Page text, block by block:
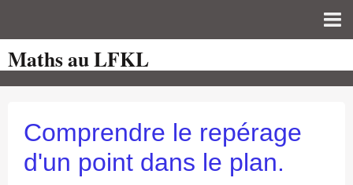
Page d'accueil
Pour les Profs
auto-évaluations
TICE
Maths au LFKL
Comprendre le repérage
d'un point dans le plan.